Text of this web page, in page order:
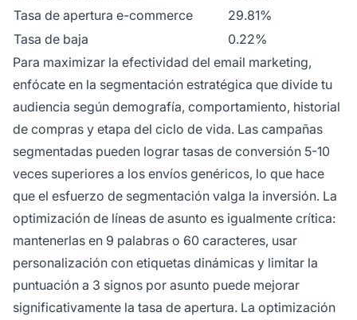
Tasa de apertura e-commerce
29.81%
Tasa de baja
0.22%
Para maximizar la efectividad del email marketing,
enfócate en la segmentación estratégica que divide tu
audiencia según demografía, comportamiento, historial
de compras y etapa del ciclo de vida. Las campañas
segmentadas pueden lograr tasas de conversión 5-10
veces superiores a los envíos genéricos, lo que hace
que el esfuerzo de segmentación valga la inversión. La
optimización de líneas de asunto es igualmente crítica:
mantenerlas en 9 palabras o 60 caracteres, usar
personalización con etiquetas dinámicas y limitar la
puntuación a 3 signos por asunto puede mejorar
significativamente la tasa de apertura. La optimización